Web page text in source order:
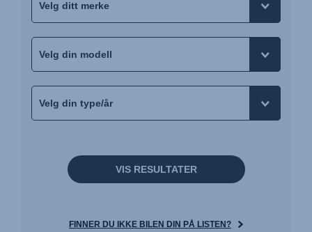
VIS RESULTATER
FINNER DU IKKE BILEN DIN PÅ LISTEN?